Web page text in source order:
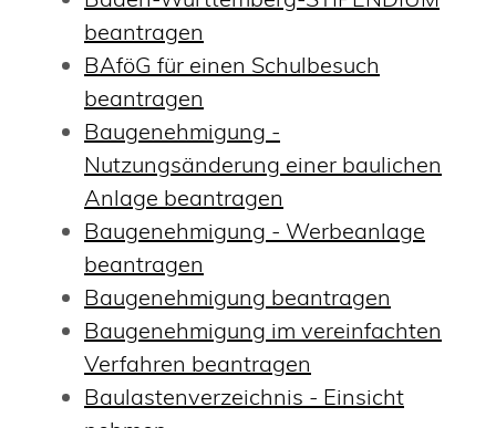
beantragen
BAföG für einen Schulbesuch
beantragen
Baugenehmigung -
Nutzungsänderung einer baulichen
Anlage beantragen
Baugenehmigung - Werbeanlage
beantragen
Baugenehmigung beantragen
Baugenehmigung im vereinfachten
Verfahren beantragen
Baulastenverzeichnis - Einsicht